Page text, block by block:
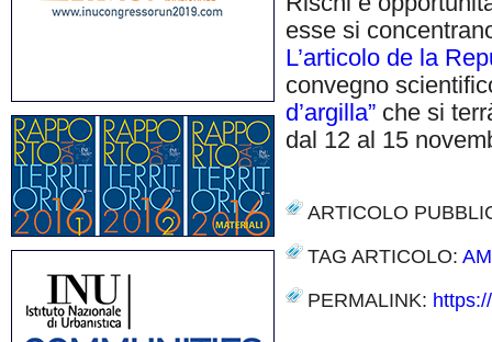
esse si
L’articolo de la
convegno
d’argilla” che si
dal 12 al 15
ARTICOLO
TAG ARTICOLO:
PERMALINK: